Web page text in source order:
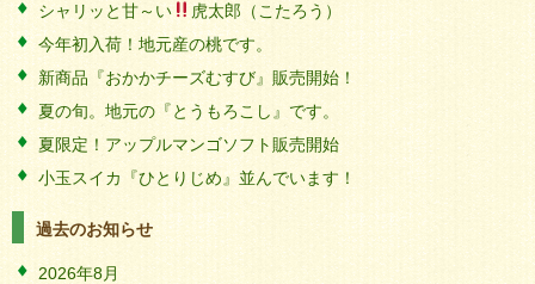
シャリッと甘～い
虎太郎（こたろう）
今年初入荷！地元産の桃です。
新商品『おかかチーズむすび』販売開始！
夏の旬。地元の『とうもろこし』です。
夏限定！アップルマンゴソフト販売開始
小玉スイカ『ひとりじめ』並んでいます！
過去のお知らせ
2026年8月